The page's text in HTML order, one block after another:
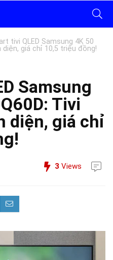
tivi QLED Samsung 4K 50
diện, giá chỉ 10,5 triệu đồng!
Samsung
Tivi
diện, giá chỉ
3 Views